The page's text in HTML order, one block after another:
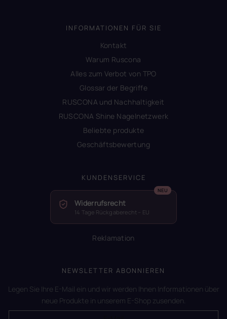
INFORMATIONEN FÜR SIE
Kontakt
Warum Ruscona
Alles zum Verbot von TPO
Glossar der Begriffe
RUSCONA und Nachhaltigkeit
RUSCONA Shine Nagelnetzwerk
Beliebte produkte
Geschäftsbewertung
KUNDENSERVICE
Widerrufsrecht
14 Tage Rückgaberecht – EU
Reklamation
NEWSLETTER ABONNIEREN
Legen Sie Ihre E-Mail ein und wir werden Ihnen Informationen über
neue Produkte in unserem E-Shop zusenden.